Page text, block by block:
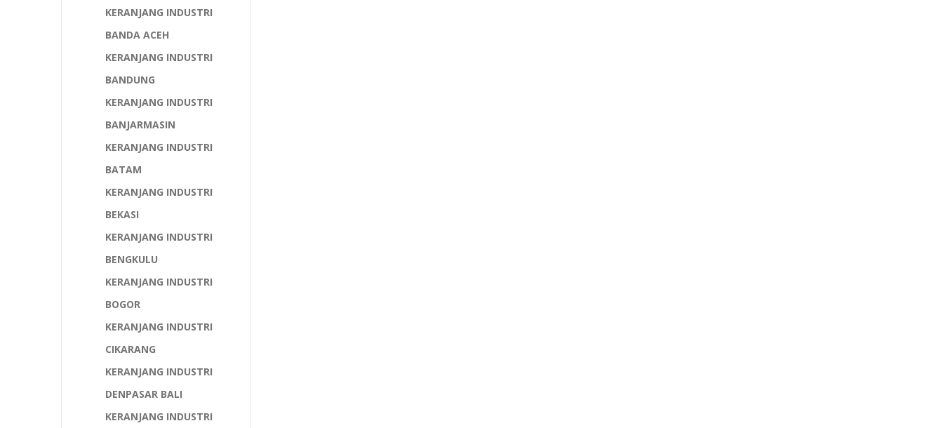
KERANJANG INDUSTRI
BANDA ACEH
KERANJANG INDUSTRI
BANDUNG
KERANJANG INDUSTRI
BANJARMASIN
KERANJANG INDUSTRI
BATAM
KERANJANG INDUSTRI
BEKASI
KERANJANG INDUSTRI
BENGKULU
KERANJANG INDUSTRI
BOGOR
KERANJANG INDUSTRI
CIKARANG
KERANJANG INDUSTRI
DENPASAR BALI
KERANJANG INDUSTRI